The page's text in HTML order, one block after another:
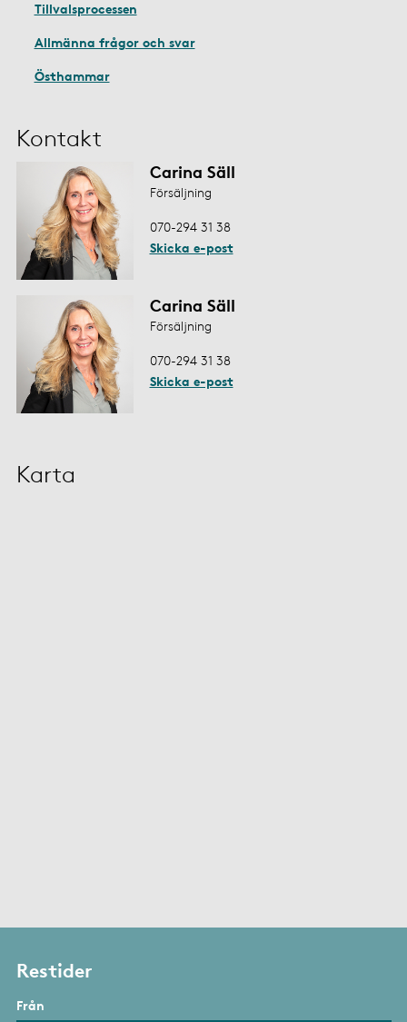
Tillvalsprocessen
Allmänna frågor och svar
Östhammar
Kontakt
Carina Säll
Försäljning
070-294 31 38
Skicka e-post
Carina Säll
Försäljning
070-294 31 38
Skicka e-post
Karta
Restider
Från